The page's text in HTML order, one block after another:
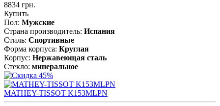
8834 грн.
Купить
Пол: Мужские
Страна производитель: Испания
Стиль: Спортивные
Форма корпуса: Круглая
Корпус: Нержавеющая cталь
Стекло: минеральное
MATHEY-TISSOT K153MLPN